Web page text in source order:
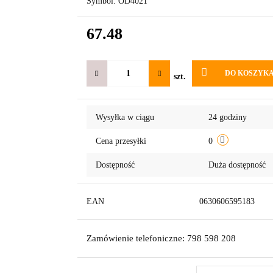
67.48
szt. DO
Wysyłka w ciągu 24 godziny
Cena przesyłki 0
Dostępność Duża dostępność
EAN 0630606595183
Zamówienie telefoniczne: 798 598 208